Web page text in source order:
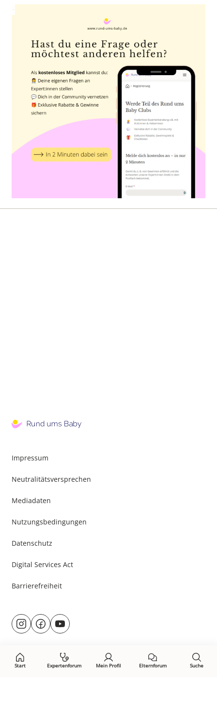
Start Expertenforum Mein Profil Elternforum Suche
Impressum
Neutralitätsversprechen
Mediadaten
Nutzungsbedingungen
Datenschutz
Digital Services Act
Barrierefreiheit
Besuche
uns@rund.ums.baby
facebook.com/rundumsbaby.de
youtube.com/@rundumsbaby_